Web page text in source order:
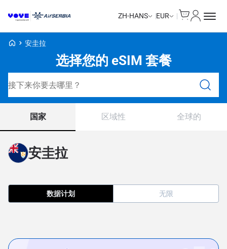
ZH-HANS EUR
Voye Homepage
安圭拉
选择您的 eSIM 套餐
国家 区域性 全球的
安圭拉
数据计划 无限